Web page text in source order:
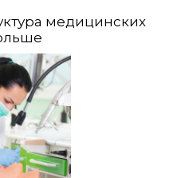
медицинских